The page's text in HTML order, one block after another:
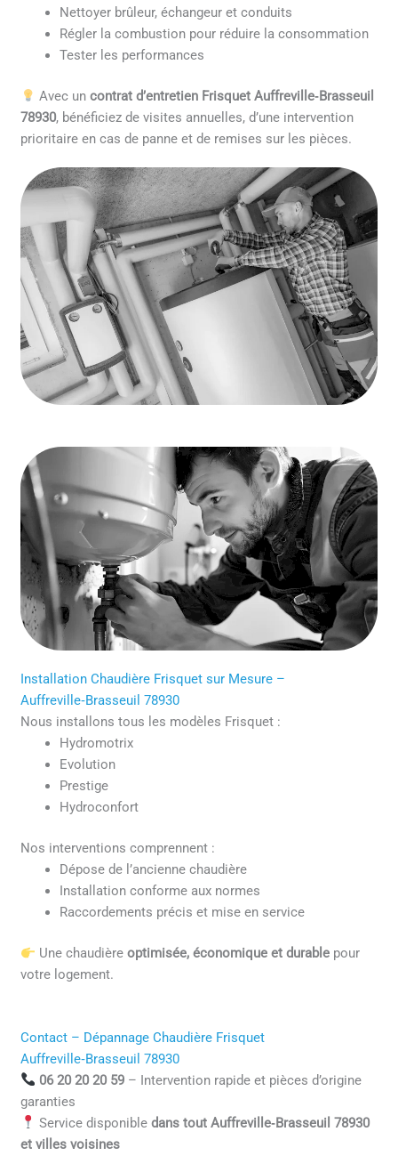
Nettoyer brûleur, échangeur et conduits
Régler la combustion pour réduire la consommation
Tester les performances
Avec un contrat d’entretien Frisquet Auffreville‑Brasseuil
78930, bénéficiez de visites annuelles, d’une intervention
prioritaire en cas de panne et de remises sur les pièces.
Installation Chaudière Frisquet sur Mesure –
Auffreville‑Brasseuil 78930
Nous installons tous les modèles Frisquet :
Hydromotrix
Evolution
Prestige
Hydroconfort
Nos interventions comprennent :
Dépose de l’ancienne chaudière
Installation conforme aux normes
Raccordements précis et mise en service
Une chaudière optimisée, économique et durablepour
votre logement.
Contact – Dépannage Chaudière Frisquet
Auffreville‑Brasseuil 78930
06 20 20 20 59– Intervention rapide et pièces d’origine
garanties
Service disponible dans tout Auffreville‑Brasseuil 78930
et villes voisines